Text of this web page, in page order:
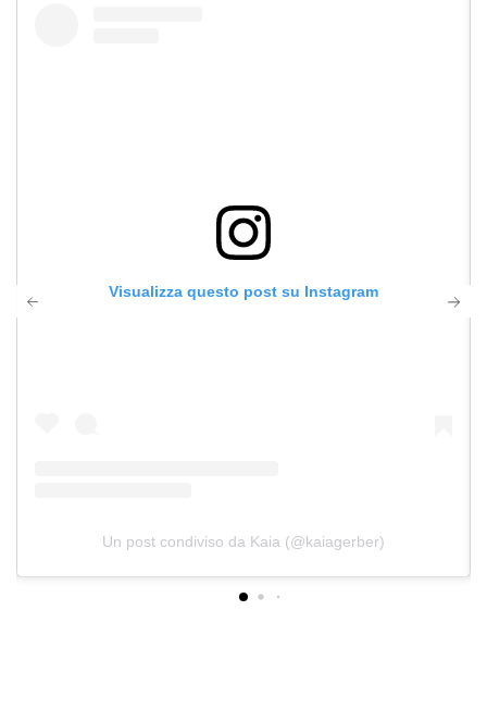
Visualizza questo post su Instagram
Un post condiviso da Kaia (@kaiagerber)